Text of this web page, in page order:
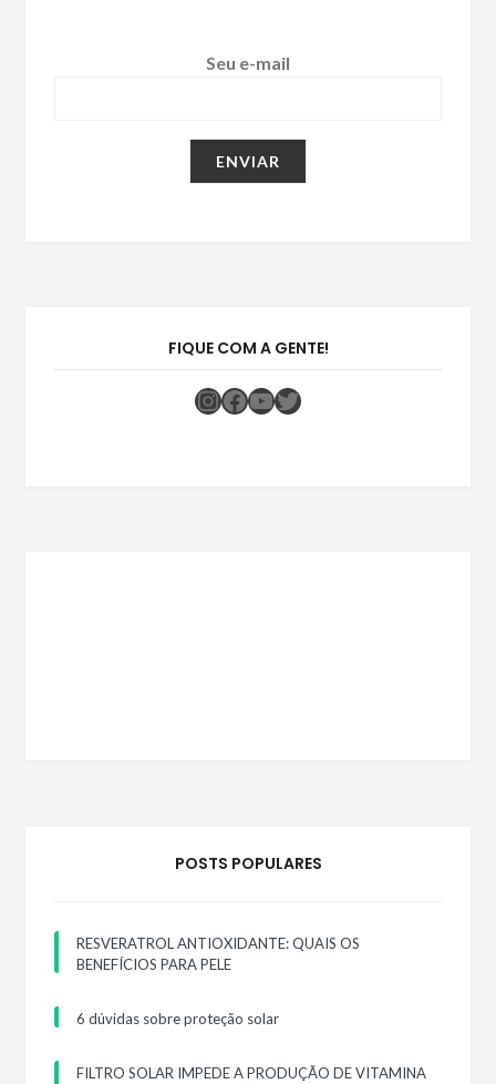
Seu e-mail
FIQUE COM A GENTE!
Instagram
Facebook
Youtube
Twitter
POSTS POPULARES
RESVERATROL ANTIOXIDANTE: QUAIS OS
BENEFÍCIOS PARA PELE
6 dúvidas sobre proteção solar
FILTRO SOLAR IMPEDE A PRODUÇÃO DE VITAMINA